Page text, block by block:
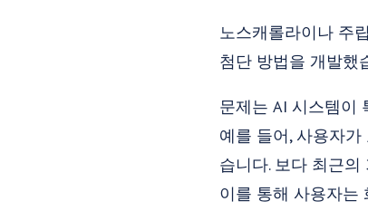
노스캐롤라이나 주
첨단 방법을 개발했
문제는 AI 시스템이
예를 들어, 사용자
습니다. 보다 최근
이를 통해 사용자는